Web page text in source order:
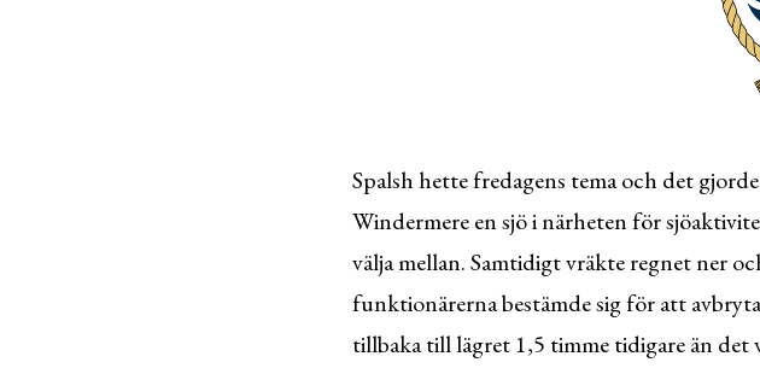
Spalsh hette fredagens tema och det
Windermere en sjö i närheten för
välja mellan. Samtidigt vräkte regnet ner
funktionärerna bestämde sig för att
tillbaka till lägret 1,5 timme tidigare än det